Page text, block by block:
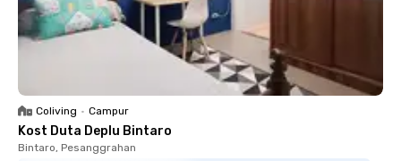
Coliving • Campur
Kost Duta Deplu Bintaro
Bintaro, Pesanggrahan